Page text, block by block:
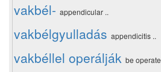
vakbél- appendicular ..
vakbélgyulladás appendicitis ..
vakbéllel operálják be